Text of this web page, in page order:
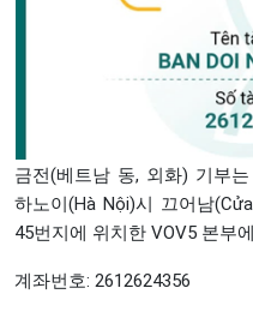
금전(베트남 동, 외화) 기부
하노이(Hà Nội)시 끄어남
45번지에 위치한 VOV5 본부
계좌번호: 2612624356